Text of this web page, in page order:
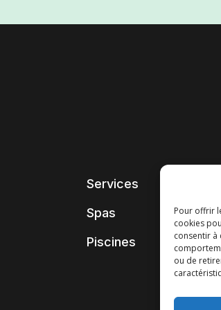
Pour offrir
cookies
consentir à
ou de
Services
Spas
Piscines